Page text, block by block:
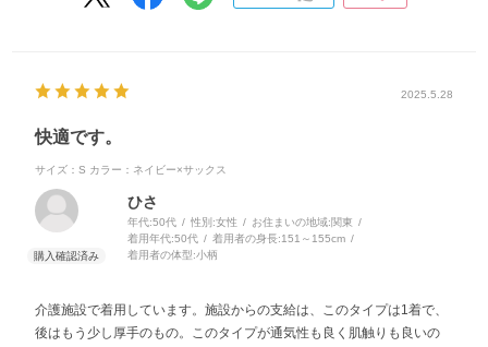
2025.5.28
快適です。
サイズ：S カラー：ネイビー×サックス
ひさ
年代:50代 性別:女性 お住まいの地域:関東
着用年代:50代 着用者の身長:151～155cm
着用者の体型:小柄
介護施設で着用しています。施設からの支給は、このタイプは1着で、
後はもう少し厚手のもの。このタイプが通気性も良く肌触りも良いの